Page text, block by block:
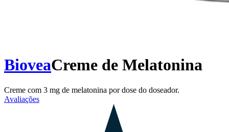
BioveaCreme de Melatonina
Creme com 3 mg de melatonina por dose do doseador.
Avaliações